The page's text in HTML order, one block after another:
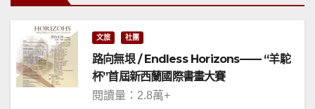
文旅 社團
路向無垠 / Endless Horizons—— “羊駝
杯”首屆新西蘭國際書畫大賽
閱讀量：2.8萬+